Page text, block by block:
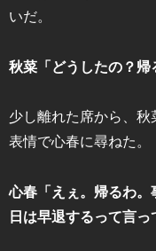
いだ。
秋菜「どうしたの？帰
少し離れた席から、秋
表情で心春に尋ねた。
心春「えぇ。帰るわ。
日は早退するって言っ